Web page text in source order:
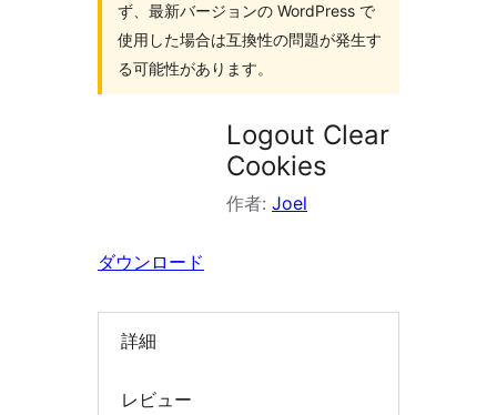
ず、最新バージョンの WordPress で
使用した場合は互換性の問題が発生す
る可能性があります。
Logout Clear
Cookies
作者: Joel
ダウンロード
詳細
レビュー